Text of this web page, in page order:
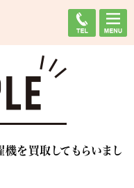
を買取してもらいまし